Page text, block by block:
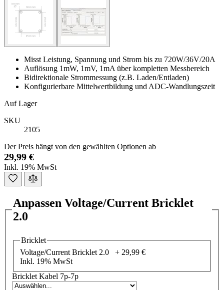
Misst Leistung, Spannung und Strom bis zu 720W/36V/20A
Auflösung 1mW, 1mV, 1mA über kompletten Messbereich
Bidirektionale Strommessung (z.B. Laden/Entladen)
Konfigurierbare Mittelwertbildung und ADC-Wandlungszeit
Auf Lager
SKU
2105
Der Preis hängt von den gewählten Optionen ab
29,99 €
Inkl. 19% MwSt
Anpassen Voltage/Current Bricklet
2.0
Bricklet
Voltage/Current Bricklet 2.0 + 29,99 €
Inkl. 19% MwSt
Bricklet Kabel 7p-7p